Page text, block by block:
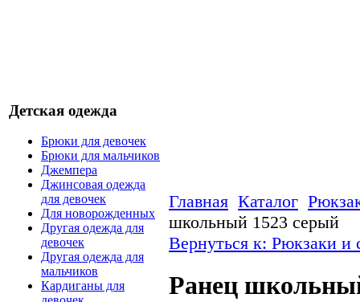
Детская одежда
Брюки для девочек
Брюки для мальчиков
Джемпера
Джинсовая одежда
для девочек
Для новорожденных
Другая одежда для
девочек
Другая одежда для
мальчиков
Кардиганы для
Главная Каталог
школьный 1523 серый
Вернуться к: Рюкзаки и
Ранец